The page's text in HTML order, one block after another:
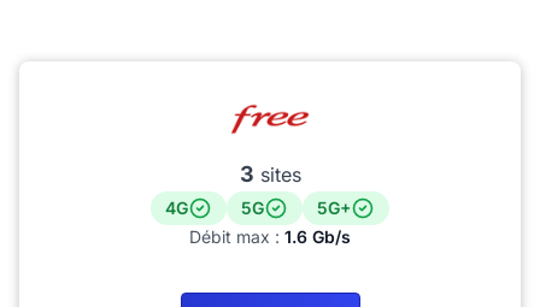
3 sites
4G 5G
5G+
Débit max : 1.6 Gb/s